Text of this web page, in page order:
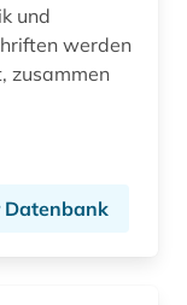
und
zusammen
Datenbank